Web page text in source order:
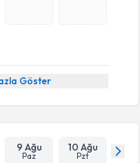
Göster
9 Ağu
Paz
10 Ağu
Pzt